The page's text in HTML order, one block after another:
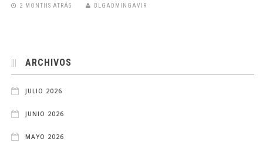
2 MONTHS ATRÁS BLGADMINGAVIR
ARCHIVOS
JULIO 2026
JUNIO 2026
MAYO 2026